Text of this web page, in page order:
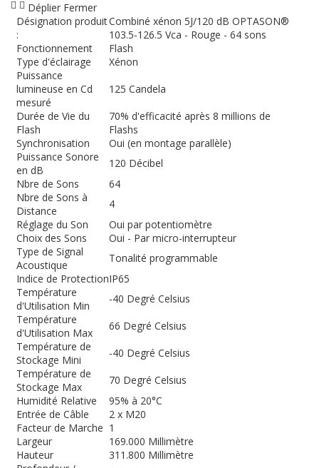
Déplier Fermer
Désignation produit
:
Combiné xénon 5J/120 dB OPTASON®
103.5-126.5 Vca - Rouge - 64 sons
Fonctionnement
Flash
Type d'éclairage
Xénon
Puissance
lumineuse en Cd
mesuré
125 Candela
Durée de Vie du
Flash
70% d'efficacité après 8 millions de
Flashs
Synchronisation
Oui (en montage parallèle)
Puissance Sonore
en dB
120 Décibel
Nbre de Sons
64
Nbre de Sons à
Distance
4
Réglage du Son
Oui par potentiomètre
Choix des Sons
Oui - Par micro-interrupteur
Type de Signal
Acoustique
Tonalité programmable
Indice de ProtectionIP65
Température
d'Utilisation Min
-40 Degré Celsius
Température
d'Utilisation Max
66 Degré Celsius
Température de
Stockage Mini
-40 Degré Celsius
Température de
Stockage Max
70 Degré Celsius
Humidité Relative
95% à 20°C
Entrée de Câble
2 x M20
Facteur de Marche 1
Largeur
169.000 Millimètre
Hauteur
311.800 Millimètre